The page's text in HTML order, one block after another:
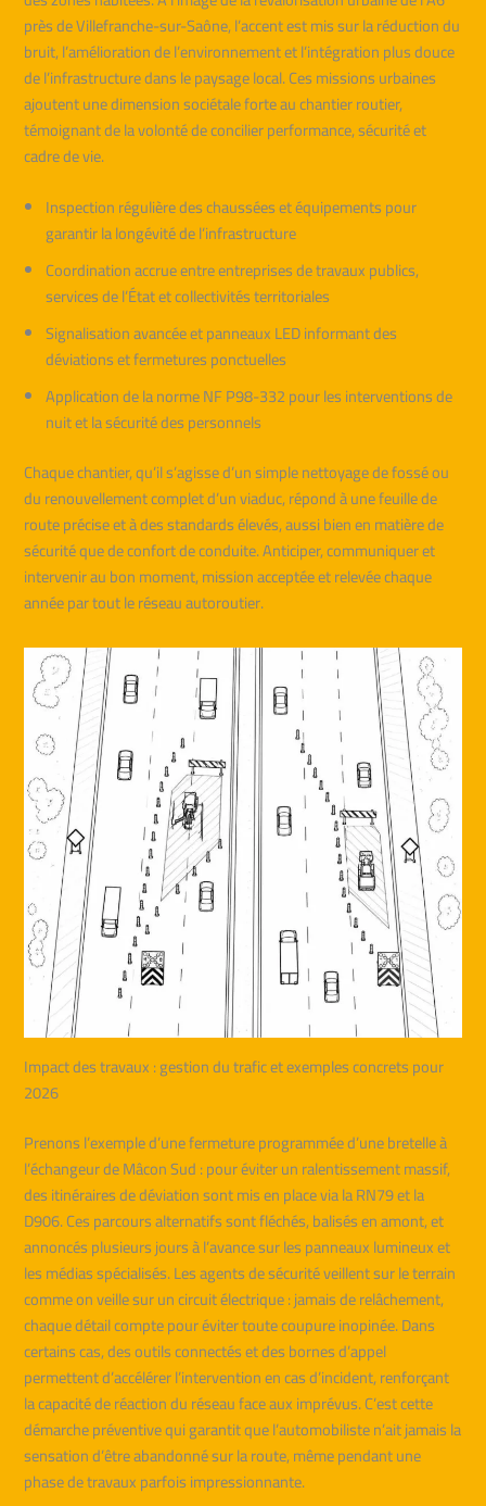
près de Villefranche-sur-Saône, l’accent est mis sur la réduction du
bruit, l’amélioration de l’environnement et l’intégration plus douce
de l’infrastructure dans le paysage local. Ces missions urbaines
ajoutent une dimension sociétale forte au chantier routier,
témoignant de la volonté de concilier performance, sécurité et
cadre de vie.
Inspection régulière des chaussées et équipements pour
garantir la longévité de l’infrastructure
Coordination accrue entre entreprises de travaux publics,
services de l’État et collectivités territoriales
Signalisation avancée et panneaux LED informant des
déviations et fermetures ponctuelles
Application de la norme NF P98-332 pour les interventions de
nuit et la sécurité des personnels
Chaque chantier, qu’il s’agisse d’un simple nettoyage de fossé ou
du renouvellement complet d’un viaduc, répond à une feuille de
route précise et à des standards élevés, aussi bien en matière de
sécurité que de confort de conduite. Anticiper, communiquer et
intervenir au bon moment, mission acceptée et relevée chaque
année par tout le réseau autoroutier.
Impact des travaux : gestion du trafic et exemples concrets pour
2026
Prenons l’exemple d’une fermeture programmée d’une bretelle à
l’échangeur de Mâcon Sud : pour éviter un ralentissement massif,
des itinéraires de déviation sont mis en place via la RN79 et la
D906. Ces parcours alternatifs sont fléchés, balisés en amont, et
annoncés plusieurs jours à l’avance sur les panneaux lumineux et
les médias spécialisés. Les agents de sécurité veillent sur le terrain
comme on veille sur un circuit électrique : jamais de relâchement,
chaque détail compte pour éviter toute coupure inopinée. Dans
certains cas, des outils connectés et des bornes d’appel
permettent d’accélérer l’intervention en cas d’incident, renforçant
la capacité de réaction du réseau face aux imprévus. C’est cette
démarche préventive qui garantit que l’automobiliste n’ait jamais la
sensation d’être abandonné sur la route, même pendant une
phase de travaux parfois impressionnante.